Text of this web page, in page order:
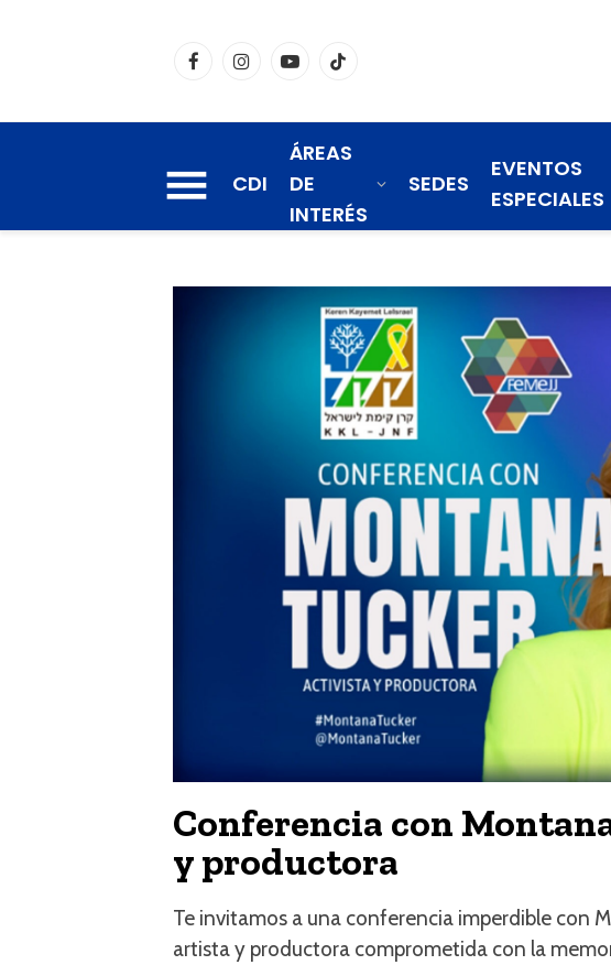
FacebookInstagramYouTubeTikTok
CDI
ÁREAS
DE
INTERÉS
SEDES
EVENTOS
ESPECIALES
Conferencia con
y productora
Te invitamos a una conferencia imperdible con
artista y productora comprometida con la